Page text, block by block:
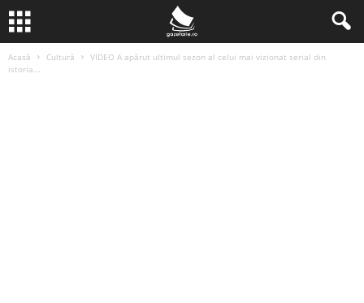
Acasă Cultură
VIDEO A apărut ultimul sezon al celui mai vizionat serial din
istoria...